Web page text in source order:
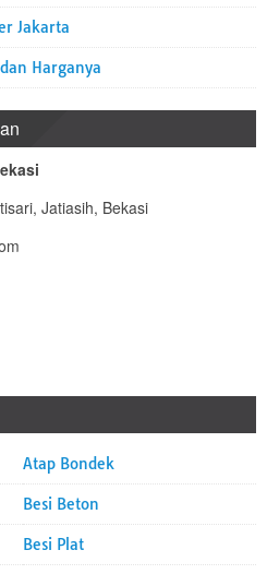
Jakarta
Harganya
Jatiasih, Bekasi
Atap Bondek
Besi Beton
Besi Plat